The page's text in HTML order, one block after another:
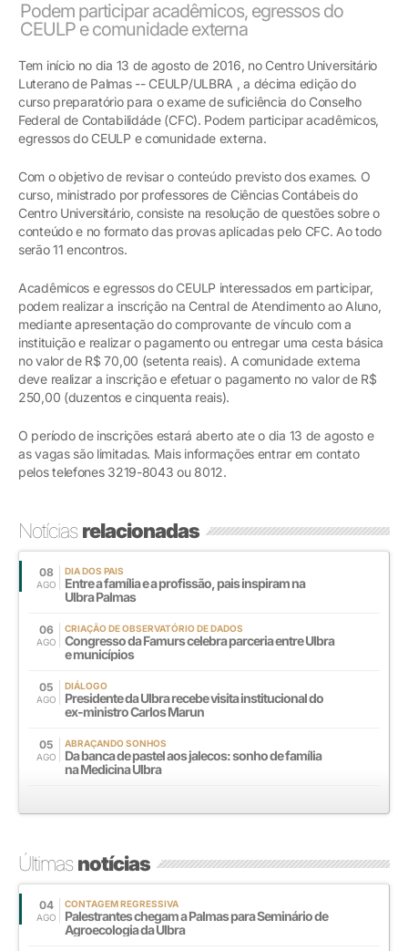
Podem participar acadêmicos, egressos do
CEULP e comunidade externa
Tem início no dia 13 de agosto de 2016, no Centro Universitário
Luterano de Palmas -- CEULP/ULBRA , a décima edição do
curso preparatório para o exame de suficiência do Conselho
Federal de Contabilidáde (CFC). Podem participar acadêmicos,
egressos do CEULP e comunidade externa.
Com o objetivo de revisar o conteúdo previsto dos exames. O
curso, ministrado por professores de Ciências Contábeis do
Centro Universitário, consiste na resolução de questões sobre o
conteúdo e no formato das provas aplicadas pelo CFC. Ao todo
serão 11 encontros.
Acadêmicos e egressos do CEULP interessados em participar,
podem realizar a inscrição na Central de Atendimento ao Aluno,
mediante apresentação do comprovante de vínculo com a
instituição e realizar o pagamento ou entregar uma cesta básica
no valor de R$ 70,00 (setenta reais). A comunidade externa
deve realizar a inscrição e efetuar o pagamento no valor de R$
250,00 (duzentos e cinquenta reais).
O período de inscrições estará aberto ate o dia 13 de agosto e
as vagas são limitadas. Mais informações entrar em contato
pelos telefones 3219-8043 ou 8012.
Notíciasrelacionadas
08
AGO
DIA DOS PAIS
Entre a família e a profissão, pais inspiram na
Ulbra Palmas
06
AGO
CRIAÇÃO DE OBSERVATÓRIO DE DADOS
Congresso da Famurs celebra parceria entre Ulbra
e municípios
05
AGO
DIÁLOGO
Presidente da Ulbra recebe visita institucional do
ex-ministro Carlos Marun
05
AGO
ABRAÇANDO SONHOS
Da banca de pastel aos jalecos: sonho de família
na Medicina Ulbra
Últimasnotícias
04
AGO
CONTAGEM REGRESSIVA
Palestrantes chegam a Palmas para Seminário de
Agroecologia da Ulbra